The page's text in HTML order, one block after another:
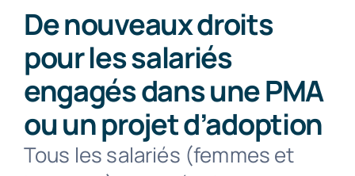
Nos métiers
Actualités
Carrière
De nouveaux droits
pour les salariés
engagés dans une PMA
ou un projet d’adoption
Tous les salariés (femmes et